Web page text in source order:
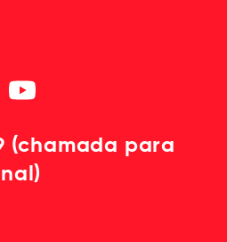
(chamada para